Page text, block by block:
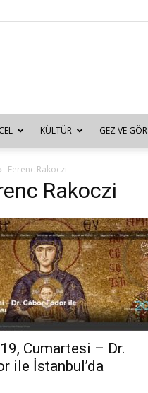
KÜLTÜR GEZ VE GÖR
Ferenc Rakoczi
Rakoczi
Cumartesi – Dr.
ile İstanbul’da